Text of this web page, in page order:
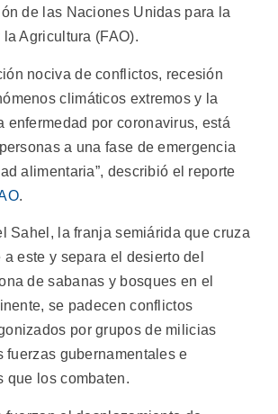
de las Naciones Unidas para la
Agricultura (FAO).
nociva de conflictos, recesión
climáticos extremos y la
enfermedad por coronavirus, está
a una fase de emergencia
alimentaria”, describió el reporte
.
Sahel, la franja semiárida que cruza
este y separa el desierto del
de sabanas y bosques en el
se padecen conflictos
por grupos de milicias
fuerzas gubernamentales e
que los combaten.